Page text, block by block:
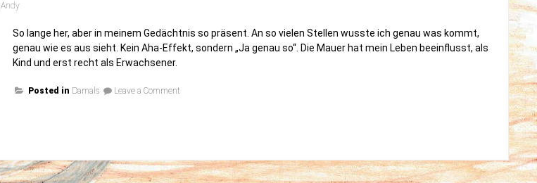
Andy
So lange her, aber in meinem Gedächtnis so präsent. An so vielen Stellen wusste ich genau was kommt,
genau wie es aus sieht. Kein Aha-Effekt, sondern „Ja genau so“. Die Mauer hat mein Leben beeinflusst, als
Kind und erst recht als Erwachsener.
Posted in Damals Leave a Commenton